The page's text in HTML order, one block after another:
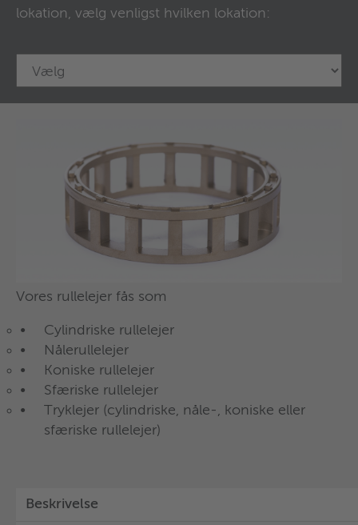
lokation, vælg venligst hvilken lokation:
Vores kuglelejer fås som
Kuglelejer med dyb rille
Kuglelejer med vinkelkontakt
Trykkuglelejer
Trykkuglelejer med vinkelkontakt
Kugleleje med firepunktskontakt
Vores rullelejer fås som
Cylindriske rullelejer
Nålerullelejer
Koniske rullelejer
Sfæriske rullelejer
Tryklejer (cylindriske, nåle-, koniske eller
sfæriske rullelejer)
Beskrivelse